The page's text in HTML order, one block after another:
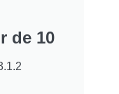
de 10